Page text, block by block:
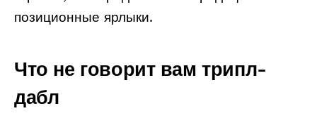
позиционные ярлыки.
Что не говорит вам трипл-
дабл